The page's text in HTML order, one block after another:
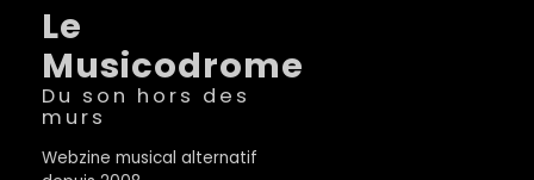
Le
Musicodrome
Du son hors des
murs
Webzine musical alternatif